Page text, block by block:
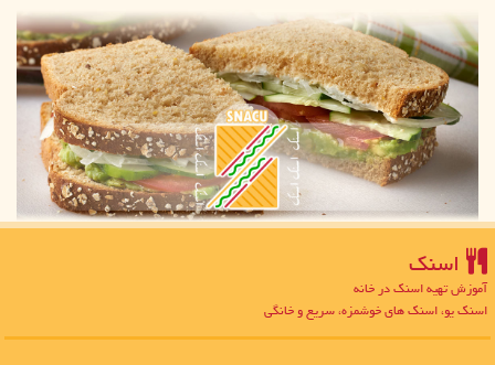
اسنك
آموزش تهیه اسنک در خانه
اسنک یو، اسنک های خوشمزه، سریع و خانگی